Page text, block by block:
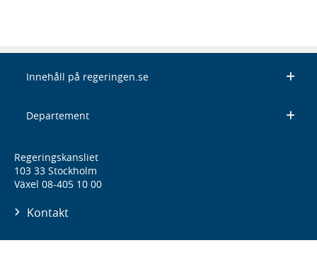
Innehåll på regeringen.se
Departement
Regeringskansliet
103 33 Stockholm
Växel 08-405 10 00
Kontakt